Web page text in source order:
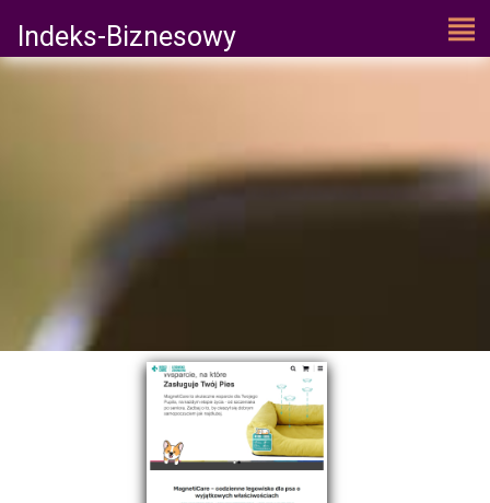
Indeks-Biznesowy